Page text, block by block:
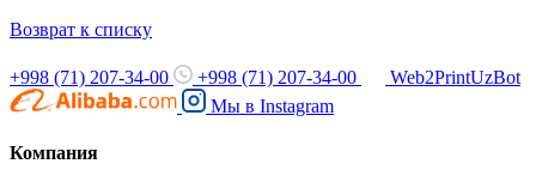
Возврат к списку
+998 (71) 207-34-00 +998 (71) 207-34-00
Web2PrintUzBot
Мы в Instagram
Компания